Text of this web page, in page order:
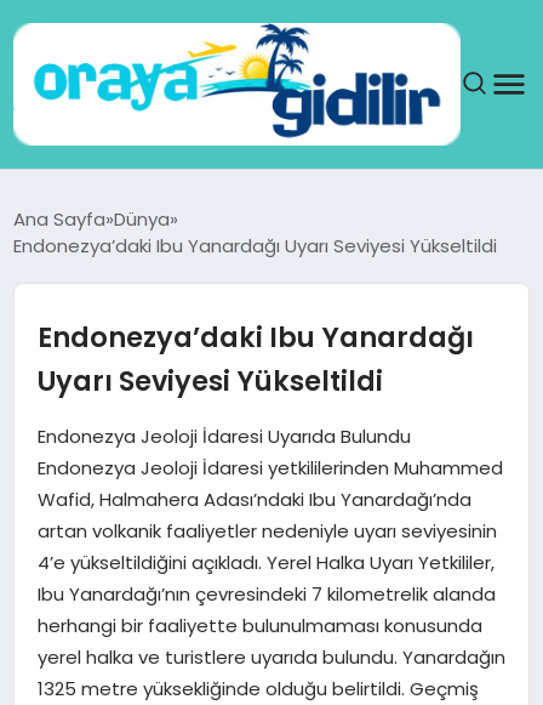
SAĞLIK
DÜNYA
SEYAHAT
TEKNOLOJI
YAŞAM
Ana Sayfa Dünya
Endonezya’daki Ibu Yanardağı Uyarı Seviyesi Yükseltildi
Endonezya’daki Ibu Yanardağı
Uyarı Seviyesi Yükseltildi
Endonezya Jeoloji İdaresi Uyarıda Bulundu
Endonezya Jeoloji İdaresi yetkililerinden Muhammed
Wafid, Halmahera Adası’ndaki Ibu Yanardağı’nda
artan volkanik faaliyetler nedeniyle uyarı seviyesinin
4’e yükseltildiğini açıkladı. Yerel Halka Uyarı Yetkililer,
Ibu Yanardağı’nın çevresindeki 7 kilometrelik alanda
herhangi bir faaliyette bulunulmaması konusunda
yerel halka ve turistlere uyarıda bulundu. Yanardağın
1325 metre yüksekliğinde olduğu belirtildi. Geçmiş